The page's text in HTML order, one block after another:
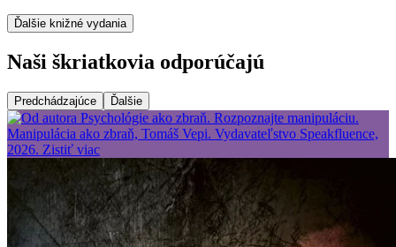
Ďalšie knižné vydania
Naši škriatkovia odporúčajú
Predchádzajúce Ďalšie